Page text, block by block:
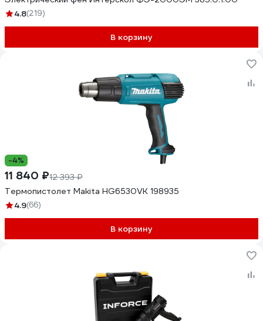
4.8(219)
В корзину
-4%
11 840 ₽12 393 ₽
Термопистолет Makita HG6530VK 198935
4.9(66)
В корзину